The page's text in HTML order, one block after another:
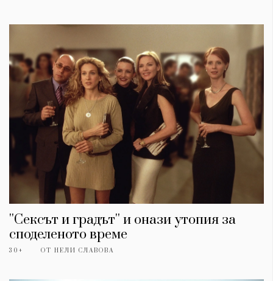
''Сексът и градът'' и онази утопия за
споделеното време
30+ ОТ НЕЛИ СЛАВОВА